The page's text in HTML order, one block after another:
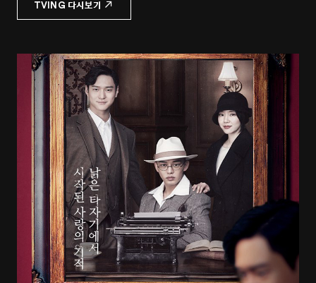
TVING 다시보기